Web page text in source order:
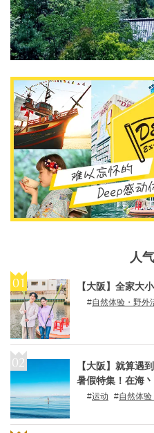
人
【大阪】全家大
自然体验・野外
【大阪】就算遇
暑假特集！在海
运动）和ＳＵＰ
运动 自然体